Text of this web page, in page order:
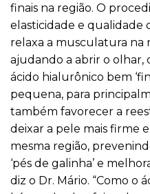
finais na região. O
elasticidade e qualidade
relaxa a musculatura na
ajudando a abrir o olhar,
ácido hialurônico bem
pequena, para
também favorecer a
deixar a pele mais firme
mesma região,
‘pés de galinha’ e
diz o Dr. Mário. “Como o